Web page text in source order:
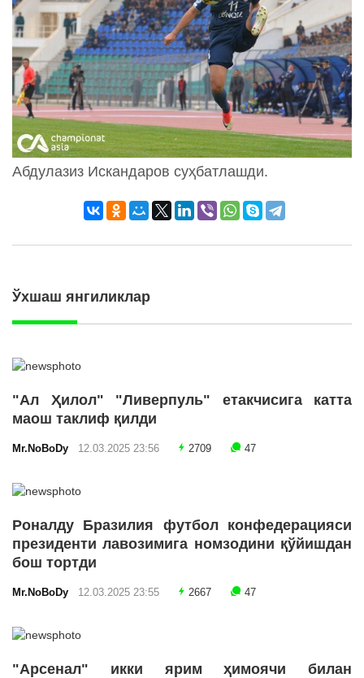
Абдулазиз Искандаров суҳбатлашди.
Ўхшаш янгиликлар
"Ал Ҳилол" "Ливерпуль" етакчисига катта
маош таклиф қилди
Mr.NoBoDy 12.03.2025 23:56 2709 47
Роналду Бразилия футбол конфедерацияси
президенти лавозимига номзодини қўйишдан
бош тортди
Mr.NoBoDy 12.03.2025 23:55 2667 47
"Арсенал" икки ярим ҳимоячи билан